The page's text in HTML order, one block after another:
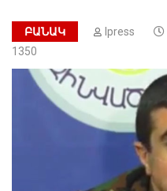
ԲԱՆԱԿ Ipress
1350